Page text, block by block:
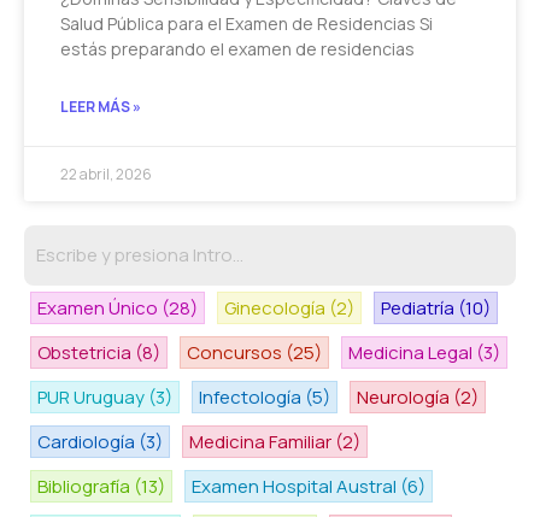
Salud Pública para el Examen de Residencias Si
estás preparando el examen de residencias
LEER MÁS »
22 abril, 2026
Examen Único (28) Ginecología (2) Pediatría (10)
Obstetricia (8) Concursos (25) Medicina Legal (3)
PUR Uruguay (3) Infectología (5) Neurología (2)
Cardiología (3) Medicina Familiar (2)
Bibliografía (13) Examen Hospital Austral (6)